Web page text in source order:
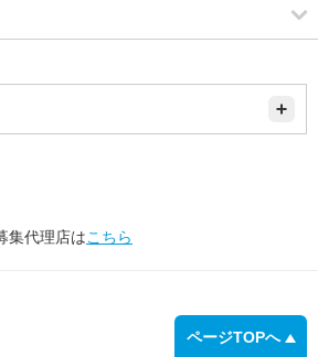
集代理店はこちら
ページTOPへ